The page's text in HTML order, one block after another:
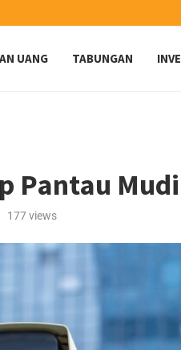
UANG TABUNGAN
Pantau
177views